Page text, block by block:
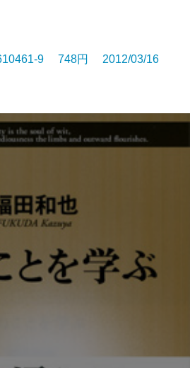
9 748円 2012/03/16